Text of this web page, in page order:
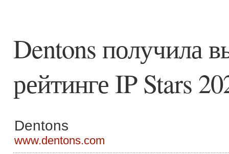
Dentons получила
рейтинге IP Stars
Dentons
www.dentons.com